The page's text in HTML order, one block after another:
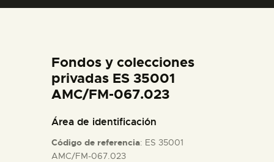
ESPAÑOL
ACTIVIDADES
Fondos y colecciones
privadas ES 35001
AMC/FM-067.023
Área de identificación
Código de referencia: ES 35001
AMC/FM-067.023